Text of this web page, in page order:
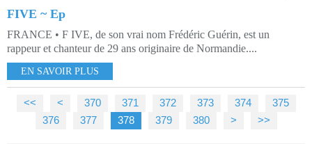
FIVE ~ Ep
FRANCE • F IVE, de son vrai nom Frédéric Guérin, est un
rappeur et chanteur de 29 ans originaire de Normandie....
EN SAVOIR PLUS
<< < 300
310
320
330
340
350
360
370 371 372 373 374
375
376
377 378 379 380 390
400
500
> >>